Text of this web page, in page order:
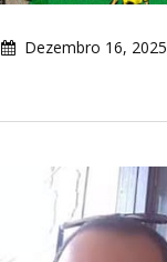
Dezembro 16, 2025